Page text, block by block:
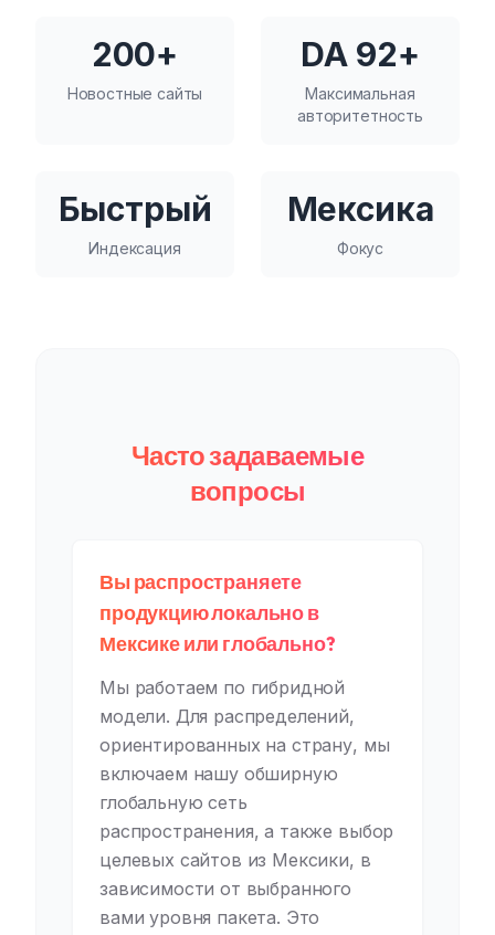
200+
Новостные сайты
DA 92+
Максимальная
авторитетность
Быстрый
Индексация
Мексика
Фокус
Часто задаваемые
вопросы
Вы распространяете
продукцию локально в
Мексике или глобально?
Мы работаем по гибридной
модели. Для распределений,
ориентированных на страну, мы
включаем нашу обширную
глобальную сеть
распространения, а также выбор
целевых сайтов из Мексики, в
зависимости от выбранного
вами уровня пакета. Это